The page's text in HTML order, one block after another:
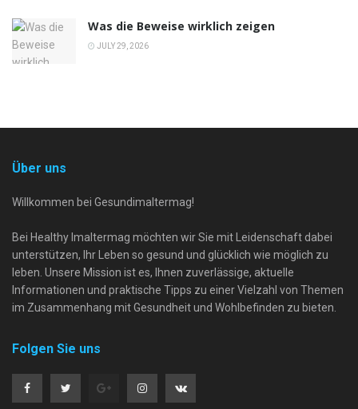
Was die Beweise wirklich zeigen
JULY 29, 2026
Über uns
Willkommen bei Gesundimaltermag!
Bei Healthy Imaltermag möchten wir Sie mit Leidenschaft dabei
unterstützen, Ihr Leben so gesund und glücklich wie möglich zu
leben. Unsere Mission ist es, Ihnen zuverlässige, aktuelle
Informationen und praktische Tipps zu einer Vielzahl von Themen
im Zusammenhang mit Gesundheit und Wohlbefinden zu bieten.
Folgen Sie uns